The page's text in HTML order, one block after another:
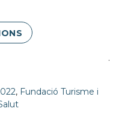
.
, Fundació Turisme i